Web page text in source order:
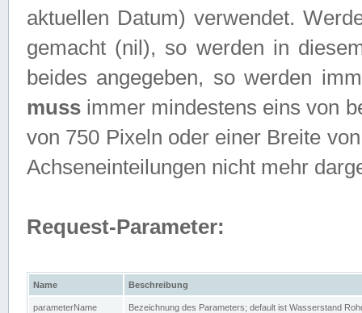
aktuellen Datum) verwendet.
gemacht (nil), so werden in
beides angegeben, so werden
muss immer mindestens eins von
von 750 Pixeln oder einer Breite
Achseneinteilungen nicht mehr
Request-Parameter:
Name Beschreibung
parameterName Bezeichnung des Parameters; default ist Wasserstand